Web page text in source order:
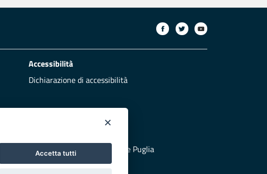
Accessibilità
Dichiarazione di accessibilità
Vai al sito di Protezione Civile Puglia
×
Accetta tutti